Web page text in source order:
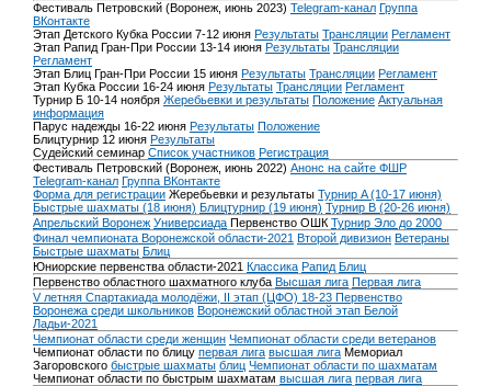
Фестиваль Петровский (Воронеж, июнь 2023) Telegram-канал Группа
ВКонтакте
Этап Детского Кубка России 7-12 июня Результаты Трансляции Регламент
Этап Рапид Гран-При России 13-14 июня Результаты Трансляции
Регламент
Этап Блиц Гран-При России 15 июня Результаты Трансляции Регламент
Этап Кубка России 16-24 июня Результаты Трансляции Регламент
Турнир Б 10-14 ноября Жеребьевки и результаты Положение Актуальная
информация
Парус надежды 16-22 июня Результаты Положение
Блицтурнир 12 июня Результаты
Судейский семинар Список участников Регистрация
Фестиваль Петровский (Воронеж, июнь 2022) Анонс на сайте ФШР
Telegram-канал Группа ВКонтакте
Форма для регистрации Жеребьевки и результаты Турнир A (10-17 июня)
Быстрые шахматы (18 июня) Блицтурнир (19 июня) Турнир B (20-26 июня)
Апрельский Воронеж Универсиада Первенство ОШК Турнир Эло до 2000
Финал чемпионата Воронежской области-2021 Второй дивизион Ветераны
Быстрые шахматы Блиц
Юниорские первенства области-2021 Классика Рапид Блиц
Первенство областного шахматного клуба Высшая лига Первая лига
V летняя Спартакиада молодёжи, II этап (ЦФО) 18-23 Первенство
Воронежа среди школьников Воронежский областной этап Белой
Ладьи-2021
Чемпионат области среди женщин Чемпионат области среди ветеранов
Чемпионат области по блицу первая лига высшая лига Мемориал
Загоровского быстрые шахматы блиц Чемпионат области по шахматам
Чемпионат области по быстрым шахматам высшая лига первая лига